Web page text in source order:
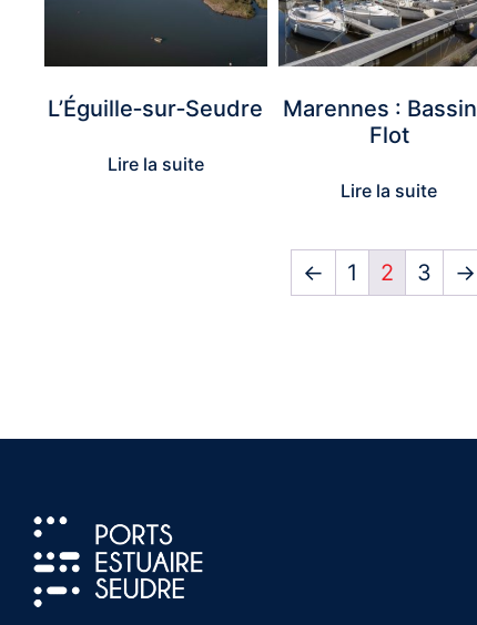
L’Éguille‑sur‑Seudre
Lire la suite
Marennes :
Flot
Lire la suite
← 1 2 3 →